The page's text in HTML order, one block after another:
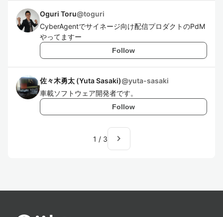
Oguri Toru@toguri
CyberAgentでサイネージ向け配信プロダクトのPdM
やってますー
Follow
佐々木勇太 (Yuta Sasaki)@yuta-sasaki
車載ソフトウェア開発者です。
Follow
1 / 3 navigate_next